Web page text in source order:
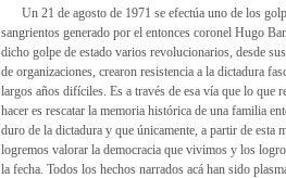
Un 21 de agosto de 1971 se efectúa uno de los
sangrientos generado por el entonces coronel Hugo
dicho golpe de estado varios revolucionarios, desde
de organizaciones, crearon resistencia a la dictadura
largos años difíciles. Es a través de esa vía que lo que
hacer es rescatar la memoria histórica de una familia
duro de la dictadura y que únicamente, a partir de esta
logremos valorar la democracia que vivimos y los
la fecha. Todos los hechos narrados acá han sido